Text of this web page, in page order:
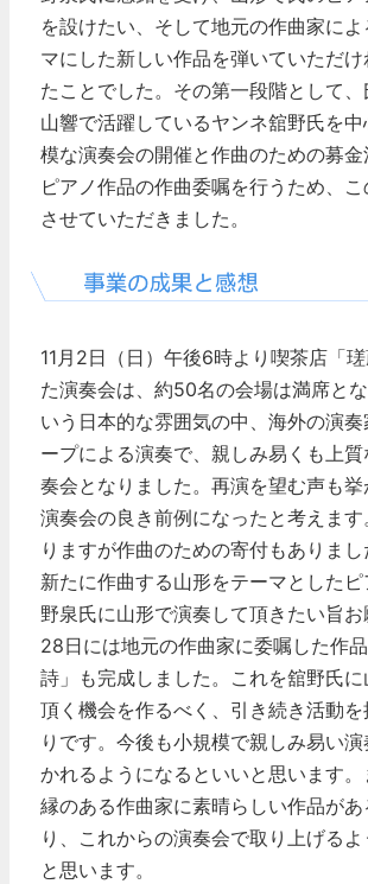
を設けたい、そして地元の作曲家に
マにした新しい作品を弾いていただ
たことでした。その第一段階として
山響で活躍しているヤンネ舘野氏を
模な演奏会の開催と作曲のための募金
ピアノ作品の作曲委嘱を行うため、
させていただきました。
11月2日（日）午後6時より喫茶店「
た演奏会は、約50名の会場は満席と
いう日本的な雰囲気の中、海外の演
ープによる演奏で、親しみ易くも上
奏会となりました。再演を望む声も
演奏会の良き前例になったと考えま
りますが作曲のための寄付もありまし
新たに作曲する山形をテーマとした
野泉氏に山形で演奏して頂きたい旨
28日には地元の作曲家に委嘱した作
詩」も完成しました。これを舘野氏に
頂く機会を作るべく、引き続き活動を
りです。今後も小規模で親しみ易い
かれるようになるといいと思います
縁のある作曲家に素晴らしい作品が
り、これからの演奏会で取り上げる
と思います。